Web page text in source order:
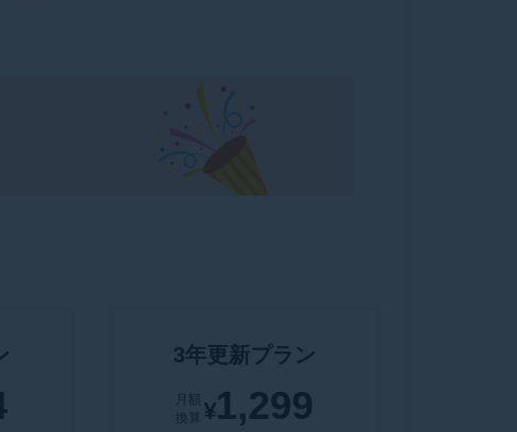
3年更新プラン
月額
換算
¥1,299